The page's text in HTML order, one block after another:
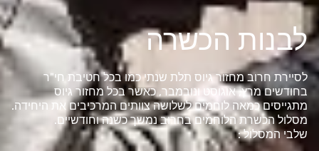
לבנות הכשרה
לסיירת חרוב מחזור גיוס תלת שנתי כמו בכל חטיבת חי"ר
בחודשים מרץ, אוגוסט ונובמבר, כאשר בכל מחזור גיוס
מתגייסים כמאה לוחמים לשלושה צוותים המרכיבים את היחידה.
מסלול הכשרת הלוחמים בחרוב נמשך כשנה וחודשיים.
שלבי המסלול :